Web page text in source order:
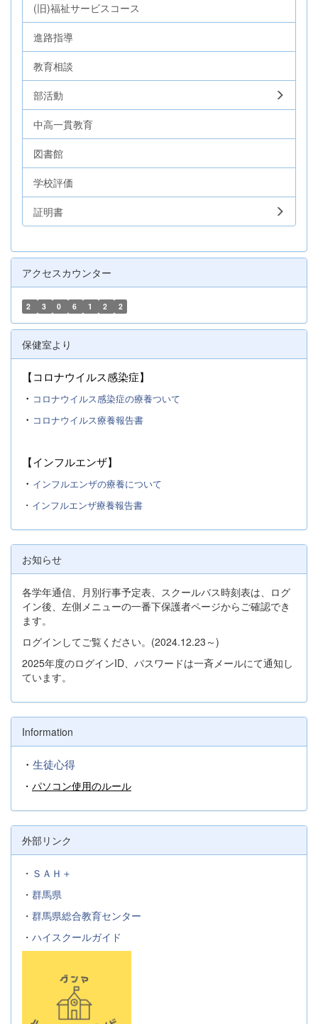
(旧)福祉サービスコース
進路指導
教育相談
部活動
中高一貫教育
図書館
学校評価
証明書
アクセスカウンター
2 3 0 6 1 2 2
保健室より
【コロナウイルス感染症】
・ コロナウイルス感染症の療養ついて
・ コロナウイルス療養報告書
【インフルエンザ】
・ インフルエンザの療養について
・ インフルエンザ療養報告書
お知らせ
各学年通信、月別行事予定表、スクールバス時刻表は、ログ
イン後、左側メニューの一番下保護者ページからご確認でき
ます。
ログインしてご覧ください。(2024.12.23～)
2025年度のログインID、パスワードは一斉メールにて通知し
ています。
Information
・ 生徒心得
・ パソコン使用のルール
外部リンク
・ ＳＡＨ＋
・ 群馬県
・ 群馬県総合教育センター
・ ハイスクールガイド